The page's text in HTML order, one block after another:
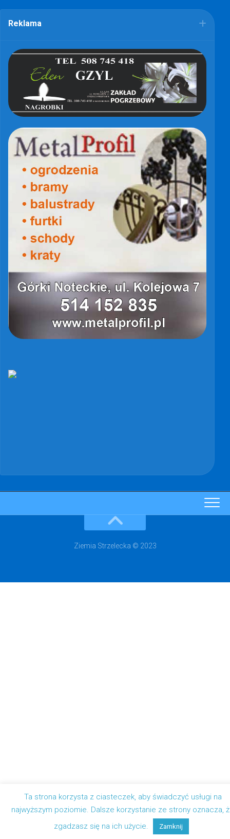
Reklama
Ziemia Strzelecka © 2023
Ta strona korzysta z ciasteczek, aby świadczyć usługi na
najwyższym poziomie. Dalsze korzystanie ze strony oznacza,
zgadzasz się na ich użycie.
Zamknij